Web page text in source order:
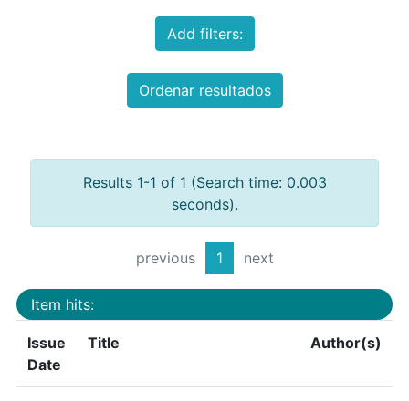
Add filters:
Ordenar resultados
Results 1-1 of 1 (Search time: 0.003
seconds).
previous 1 next
Item hits:
Issue
Date
Title Author(s)